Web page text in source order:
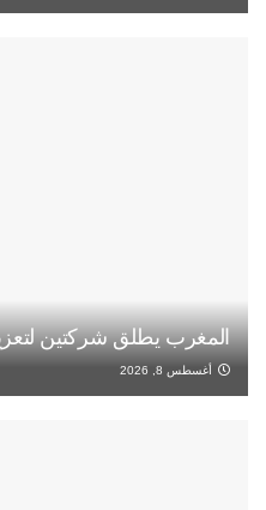
المغرب يطلق شركتين
أغسطس 8, 2026